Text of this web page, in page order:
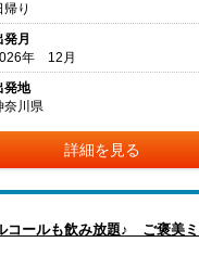
帰り
発月
年 12月
発地
奈川県
詳細を見る
コールも飲み放題♪ ご褒美